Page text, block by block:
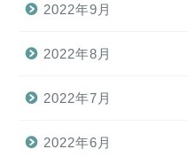
2022年9月
2022年8月
2022年7月
2022年6月